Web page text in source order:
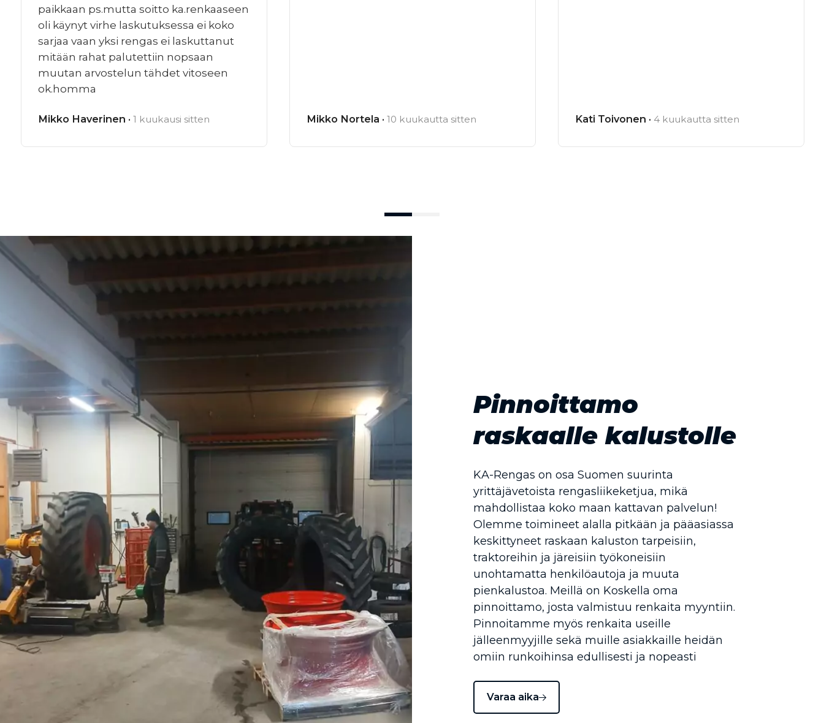
paikkaan ps.mutta soitto ka.renkaaseen
oli käynyt virhe laskutuksessa ei koko
sarjaa vaan yksi rengas ei laskuttanut
mitään rahat palutettiin nopsaan
muutan arvostelun tähdet vitoseen
ok.homma
Mikko Haverinen · 1 kuukausi sitten Mikko Nortela · 10 kuukautta sitten Kati Toivonen · 4 kuukautta sitten
Pinnoittamo
raskaalle kalustolle
KA-Rengas on osa Suomen suurinta
yrittäjävetoista rengasliikeketjua, mikä
mahdollistaa koko maan kattavan palvelun!
Olemme toimineet alalla pitkään ja pääasiassa
keskittyneet raskaan kaluston tarpeisiin,
traktoreihin ja järeisiin työkoneisiin
unohtamatta henkilöautoja ja muuta
pienkalustoa. Meillä on Koskella oma
pinnoittamo, josta valmistuu renkaita myyntiin.
Pinnoitamme myös renkaita useille
jälleenmyyjille sekä muille asiakkaille heidän
omiin runkoihinsa edullisesti ja nopeasti
Varaa aika